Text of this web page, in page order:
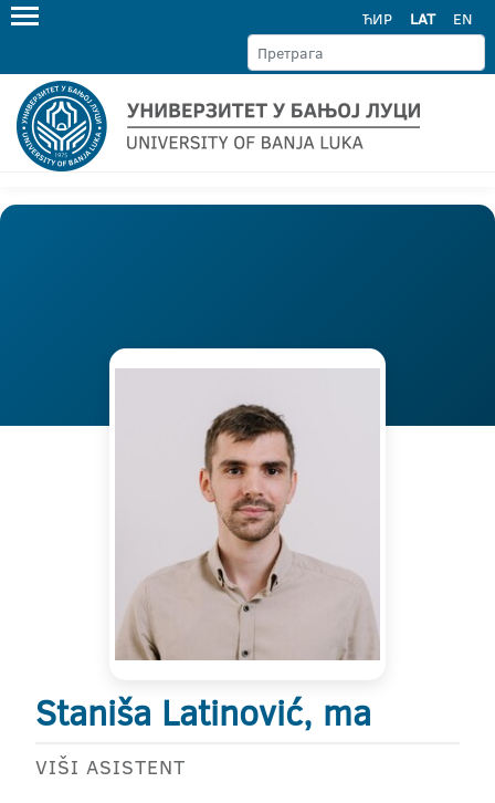
ЋИР LAT EN
Staniša Latinović, ma
VIŠI ASISTENT